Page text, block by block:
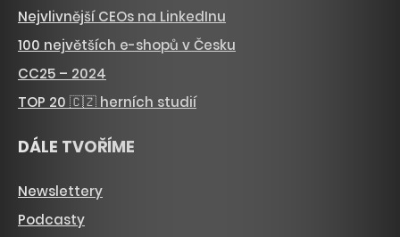
Nejvlivnější CEOs na LinkedInu
100 největších e-shopů v Česku
CC25 – 2024
TOP 20 🇨🇿 herních studií
DÁLE TVOŘÍME
Newslettery
Podcasty